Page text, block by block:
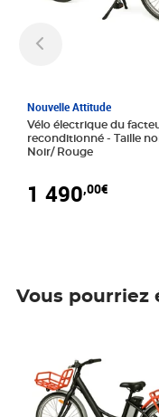
Nouvelle Attitude
Vélo électrique du
reconditionné - Taille normale -
Noir/ Rouge
1 490,00€
Vous pourriez